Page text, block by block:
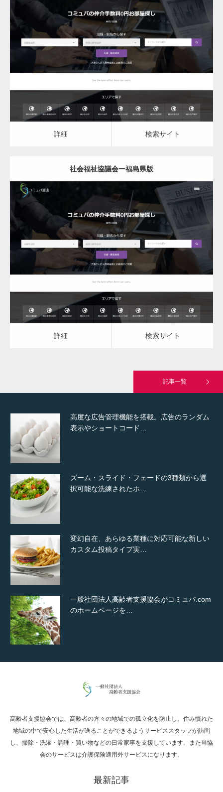
更新日： 2023.03.10
社会福祉協議会
詳細 検索サイト
詳細 検索サイト
社会福祉協議会ー福島県版
更新日： 2023.03.10
社会福祉協議会
詳細 検索サイト
詳細 検索サイト
記事一覧
変幻自在、あらゆる業種に対応可能な新しい
カスタム投稿タイプ実…
一般社団法人高齢者支援協会がコミュパ.com
通常投稿
Hello world!
高度な広告管理機能を搭載。広告のランダム
表示やショートコード…
ズーム・スライド・フェードの3種類から選
択可能な洗練されたホ…
変幻自在、あらゆる業種に対応可能な新しい
カスタム投稿タイプ実…
一般社団法人高齢者支援協会がコミュパ.com
のホームページを…
通常投稿
Hello world!
究極的に実用性を重視した「フッターバー」
高齢者支援協会では、高齢者の方々の地域での孤立化を防止し、住み慣れた
地域の中で安心した生活が送ることができるようサービススタッフが訪問
し、掃除・洗濯・調理・買い物などの日常家事を支援しています。また当協
会のサービスは介護保険適用外サービスになります。
最新記事